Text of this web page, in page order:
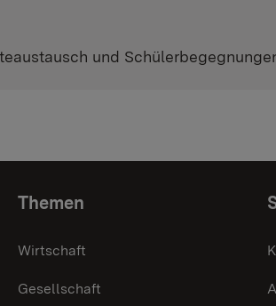
und
Themen
Wirtschaft
Gesellschaft